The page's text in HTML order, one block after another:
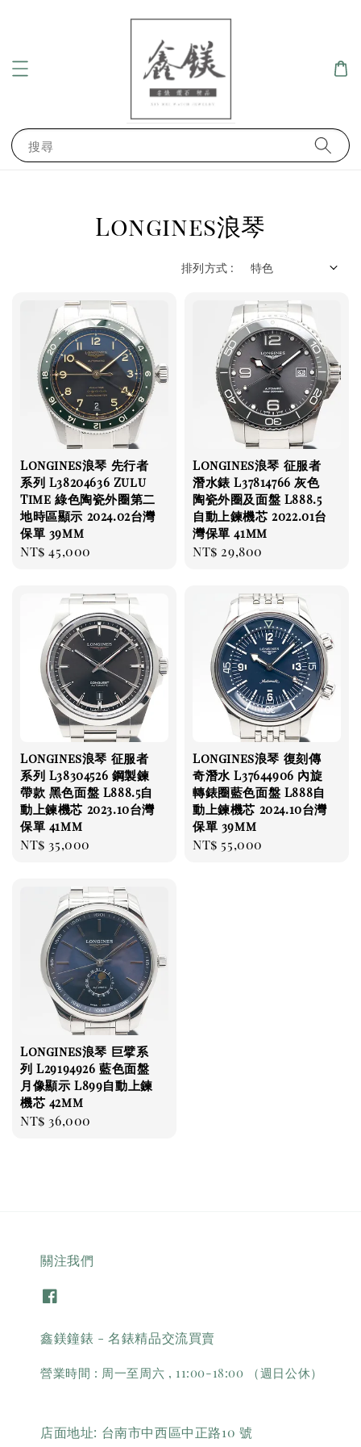
搜尋
Longines浪琴
排列方式 :
Longines浪琴 先行者
系列 L38204636 Zulu
Time 綠色陶瓷外圈第二
地時區顯示 2024.02台灣
保單 39mm
Regular
NT$ 45,000
Longines浪琴 征服者
潛水錶 L37814766 灰色
陶瓷外圈及面盤 L888.5
自動上鍊機芯 2022.01台
灣保單 41mm
Regular
NT$ 29,800
Longines浪琴 征服者
系列 L38304526 鋼製鍊
帶款 黑色面盤 L888.5自
動上鍊機芯 2023.10台灣
保單 41mm
Regular
NT$ 35,000
Longines浪琴 復刻傳
奇潛水 L37644906 內旋
轉錶圈藍色面盤 L888自
動上鍊機芯 2024.10台灣
保單 39mm
Regular
NT$ 55,000
Longines浪琴 巨擘系
列 L29194926 藍色面盤
月像顯示 L899自動上鍊
機芯 42mm
Regular
NT$ 36,000
關注我們
鑫鎂鐘錶 - 名錶精品交流買賣
營業時間 : 周一至周六 , 11:00-18:00 （週日公休）
店面地址: 台南市中西區中正路10 號